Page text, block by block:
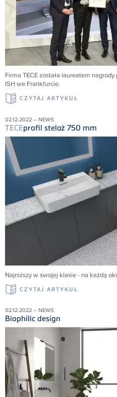
Firma TECEzostała laureatem
ISH we Frankfurcie.
CZYTAJ ARTYKUŁ
02.12.2022 – NEWS
TECEprofil stelaż 750 mm
Najniższy w swojej klasie - na każdą
CZYTAJ ARTYKUŁ
02.12.2022 – NEWS
Biophilic design